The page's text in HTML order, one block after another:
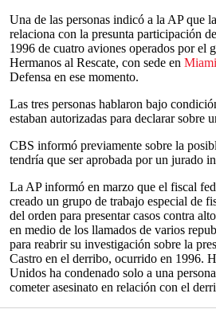
Una de las personas indicó a la AP que
relaciona con la presunta participación
1996 de cuatro aviones operados por el
Hermanos al Rescate, con sede en Miami
Defensa en ese momento.
Las tres personas hablaron bajo
estaban autorizadas para declarar sobre
CBS informó previamente sobre la
tendría que ser aprobada por un jurado
La AP informó en marzo que el fiscal
creado un grupo de trabajo especial de
del orden para presentar casos contra
en medio de los llamados de varios
para reabrir su investigación sobre la
Castro en el derribo, ocurrido en 1996.
Unidos ha condenado solo a una
cometer asesinato en relación con el